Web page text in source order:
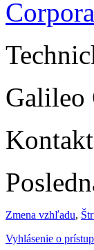
Galileo
Zmena vzhľadu,
Vyhlásenie o